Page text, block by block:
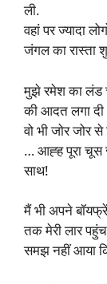
ली.
वहां पर ज्यादा
जंगल का रास्ता
मुझे रमेश का लंड
की आदत लगा दी
वो भी जोर
… आह्ह पूरा चूस
साथ!
मैं भी अपने
तक मेरी लार
समझ नहीं आया